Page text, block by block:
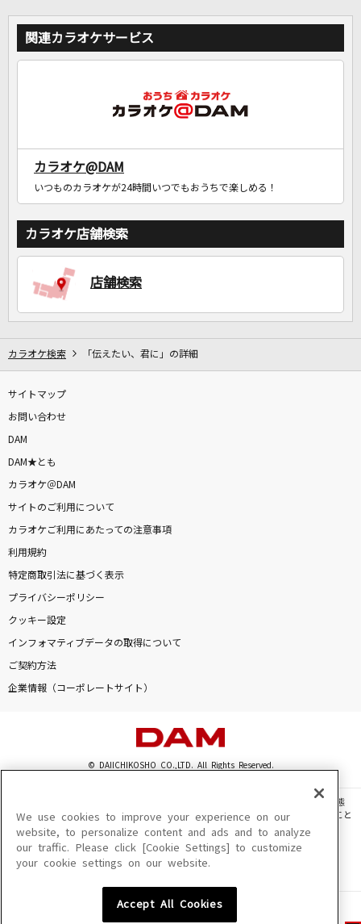
関連カラオケサービス
カラオケ@DAM
いつものカラオケが24時間いつでもおうちで楽しめる！
カラオケ店舗検索
店舗検索
カラオケ検索 「伝えたい、君に」の詳細
サイトマップ
お問い合わせ
DAM
DAM★とも
カラオケ＠DAM
サイトのご利用について
カラオケご利用にあたっての注意事項
利用規約
特定商取引法に基づく表示
プライバシーポリシー
クッキー設定
インフォマティブデータの取得について
ご契約方法
企業情報（コーポレートサイト）
© DAIICHIKOSHO CO.,LTD. All Rights Reserved.
このサイトに掲載されている一切の文章・画像・写真・動画・音声等を、手段や形態
を問わず、著作権法の定める範囲を超えて無断で複製、転載、ファイル化などすること
を禁じます。
楽曲及びコンテンツは、機種によりご利用いただけない場合があります。
楽曲及びコンテンツの配信日、配信内容が変更になる場合があります。
We use cookies to improve your experience on our
website, to personalize content and ads and to analyze
our traffic. Please click [Cookie Settings] to customize
your cookie settings on our website.
Accept All Cookies